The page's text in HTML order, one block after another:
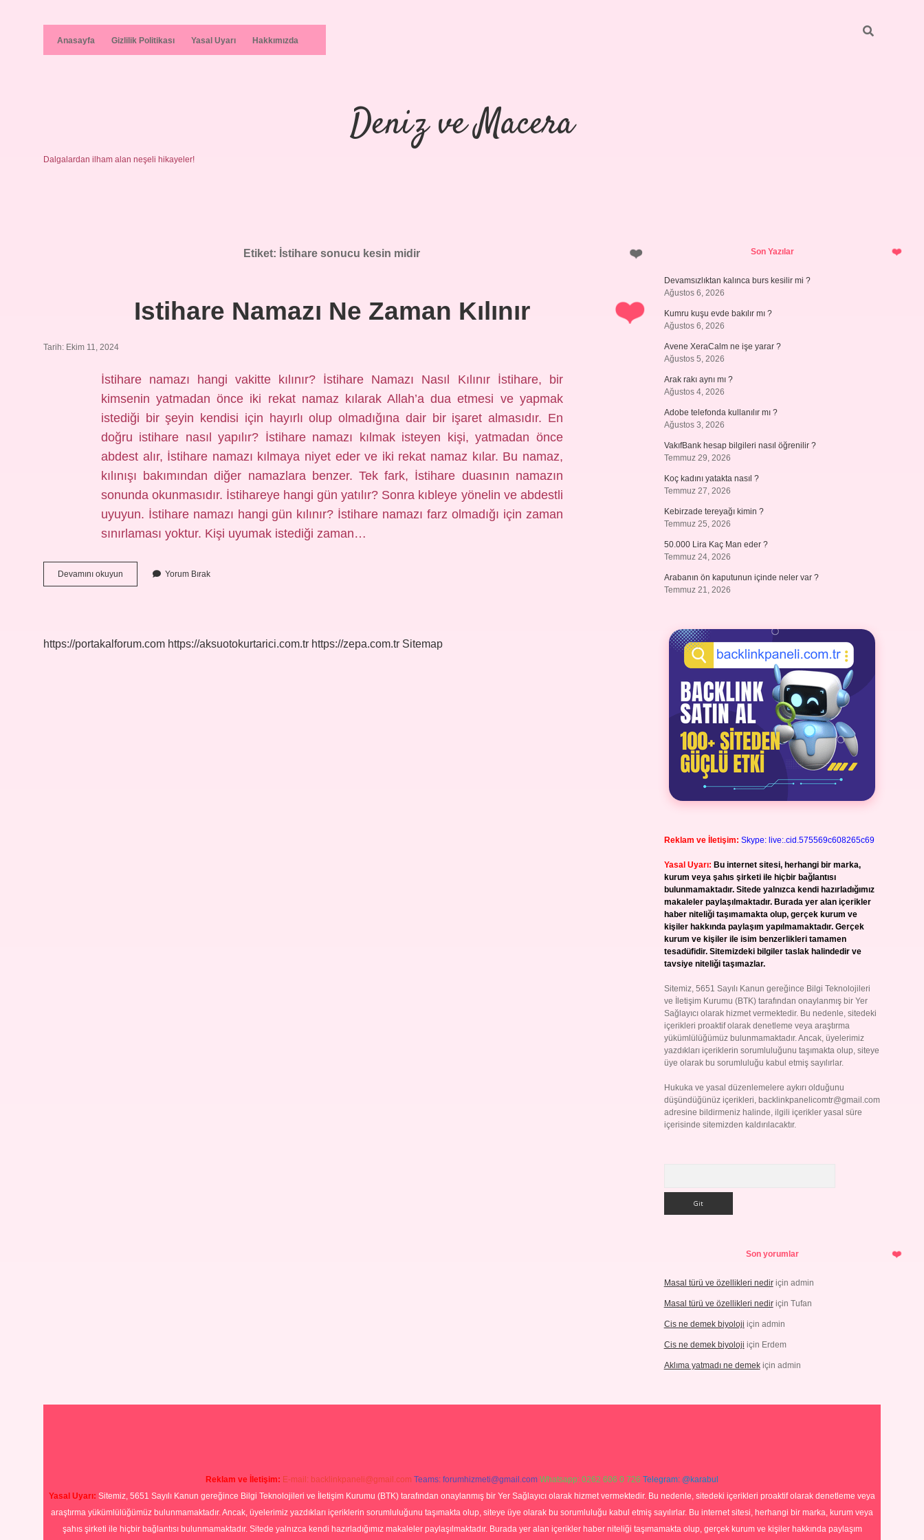
Anasayfa Gizlilik Politikası Yasal Uyarı Hakkımızda
Deniz ve Macera
Dalgalardan ilham alan neşeli hikayeler!
Etiket: İstihare sonucu kesin midir
Istihare Namazı Ne Zaman Kılınır
Tarih: Ekim 11, 2024
İstihare namazı hangi vakitte kılınır? İstihare Namazı Nasıl Kılınır İstihare, bir
kimsenin yatmadan önce iki rekat namaz kılarak Allah’a dua etmesi ve yapmak
istediği bir şeyin kendisi için hayırlı olup olmadığına dair bir işaret almasıdır. En
doğru istihare nasıl yapılır? İstihare namazı kılmak isteyen kişi, yatmadan önce
abdest alır, İstihare namazı kılmaya niyet eder ve iki rekat namaz kılar. Bu namaz,
kılınışı bakımından diğer namazlara benzer. Tek fark, İstihare duasının namazın
sonunda okunmasıdır. İstihareye hangi gün yatılır? Sonra kıbleye yönelin ve abdestli
uyuyun. İstihare namazı hangi gün kılınır? İstihare namazı farz olmadığı için zaman
sınırlaması yoktur. Kişi uyumak istediği zaman…
Devamını okuyun
Namazı
Yorum Bırak
https://portakalforum.com https://aksuotokurtarici.com.tr https://zepa.com.tr Sitemap
SidebarSon Yazılar
Devamsızlıktan kalınca burs kesilir mi ?
Ağustos 6, 2026
Kumru kuşu evde bakılır mı ?
Ağustos 6, 2026
Avene XeraCalm ne işe yarar ?
Ağustos 5, 2026
Arak rakı aynı mı ?
Ağustos 4, 2026
Adobe telefonda kullanılır mı ?
Ağustos 3, 2026
VakıfBank hesap bilgileri nasıl öğrenilir ?
Temmuz 29, 2026
Koç kadını yatakta nasıl ?
Temmuz 27, 2026
Kebirzade tereyağı kimin ?
Temmuz 25, 2026
50.000 Lira Kaç Man eder ?
Temmuz 24, 2026
Arabanın ön kaputunun içinde neler var ?
Temmuz 21, 2026
Reklam ve İletişim: Skype: live:.cid.575569c608265c69
Yasal Uyarı: Bu internet sitesi, herhangi bir marka,
kurum veya şahıs şirketi ile hiçbir bağlantısı
bulunmamaktadır. Sitede yalnızca kendi hazırladığımız
makaleler paylaşılmaktadır. Burada yer alan içerikler
haber niteliği taşımamakta olup, gerçek kurum ve
kişiler hakkında paylaşım yapılmamaktadır. Gerçek
kurum ve kişiler ile isim benzerlikleri tamamen
tesadüfidir. Sitemizdeki bilgiler taslak halindedir ve
tavsiye niteliği taşımazlar.
Sitemiz, 5651 Sayılı Kanun gereğince Bilgi Teknolojileri
ve İletişim Kurumu (BTK) tarafından onaylanmış bir Yer
Sağlayıcı olarak hizmet vermektedir. Bu nedenle, sitedeki
içerikleri proaktif olarak denetleme veya araştırma
yükümlülüğümüz bulunmamaktadır. Ancak, üyelerimiz
yazdıkları içeriklerin sorumluluğunu taşımakta olup, siteye
üye olarak bu sorumluluğu kabul etmiş sayılırlar.
Hukuka ve yasal düzenlemelere aykırı olduğunu
düşündüğünüz içerikleri, backlinkpanelicomtr@gmail.com
adresine bildirmeniz halinde, ilgili içerikler yasal süre
içerisinde sitemizden kaldırılacaktır.
Son yorumlar
Masal türü ve özellikleri nediriçin admin
Masal türü ve özellikleri nediriçin Tufan
Cis ne demek biyoloji için admin
Cis ne demek biyoloji için Erdem
Aklıma yatmadı ne demekiçin admin
Reklam ve İletişim: E-mail: backlinkpaneli@gmail.com Teams: forumhizmeti@gmail.com Whatsapp: 0262 606 0 726 Telegram: @karabul
Yasal Uyarı: Sitemiz, 5651 Sayılı Kanun gereğince Bilgi Teknolojileri ve İletişim Kurumu (BTK) tarafından onaylanmış bir Yer Sağlayıcı olarak hizmet vermektedir. Bu nedenle, sitedeki içerikleri proaktif olarak denetleme veya
araştırma yükümlülüğümüz bulunmamaktadır. Ancak, üyelerimiz yazdıkları içeriklerin sorumluluğunu taşımakta olup, siteye üye olarak bu sorumluluğu kabul etmiş sayılırlar. Bu internet sitesi, herhangi bir marka, kurum veya
şahıs şirketi ile hiçbir bağlantısı bulunmamaktadır. Sitede yalnızca kendi hazırladığımız makaleler paylaşılmaktadır. Burada yer alan içerikler haber niteliği taşımamakta olup, gerçek kurum ve kişiler hakkında paylaşım